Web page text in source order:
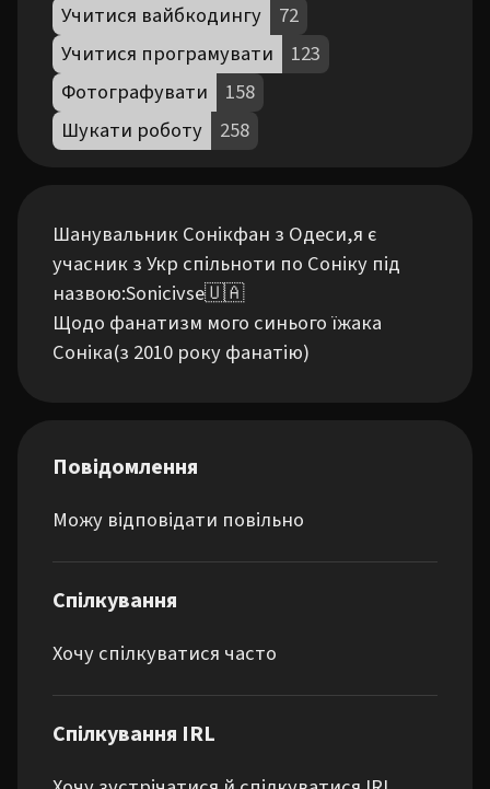
Учитися вайбкодингу
72
Учитися програмувати
123
Фотографувати
158
Шукати роботу
258
Шанувальник Сонікфан з Одеси,я є
учасник з Укр спільноти по Соніку під
назвою:Sonicivse🇺🇦
Щодо фанатизм мого синього їжака
Соніка(з 2010 року фанатію)
Повідомлення
Можу відповідати повільно
Спілкування
Хочу спілкуватися часто
Спілкування IRL